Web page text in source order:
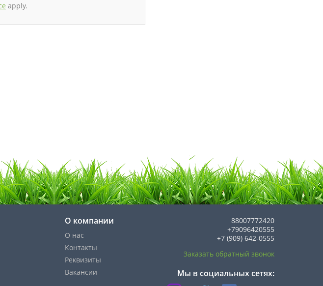
apply.
88007772420
+79096420555
+7 (909) 642-0555
Заказать обратный звонок
Мы в социальных сетях:
О компании
О нас
Контакты
Реквизиты
Вакансии